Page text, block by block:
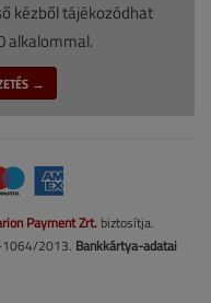
kézből tájékozódhat
alkalommal.
→
Payment Zrt. biztosítja.
1064/2013. Bankkártya-adatai